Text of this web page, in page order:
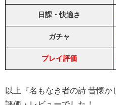
日課・快適さ
ガチャ
プレイ評価
以上『名もなき者の詩 昔懐か